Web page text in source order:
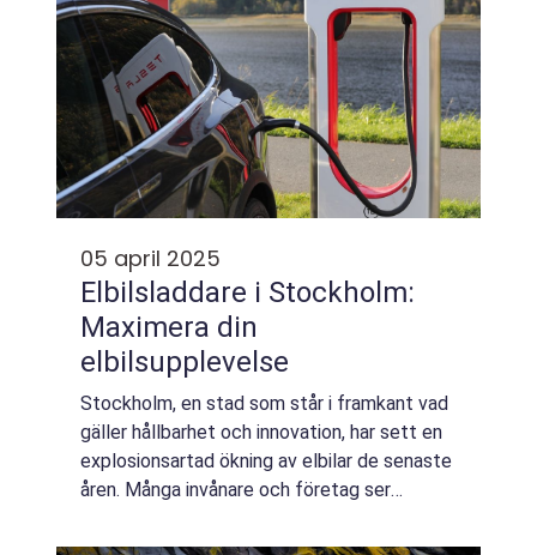
05 april 2025
Elbilsladdare i Stockholm:
Maximera din
elbilsupplevelse
Stockholm, en stad som står i framkant vad
gäller hållbarhet och innovation, har sett en
explosionsartad ökning av elbilar de senaste
åren. Många invånare och företag ser